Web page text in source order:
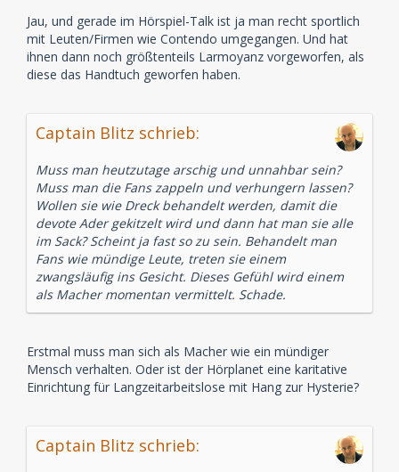
Jau, und gerade im Hörspiel-Talk ist ja man recht sportlich
mit Leuten/Firmen wie Contendo umgegangen. Und hat
ihnen dann noch größtenteils Larmoyanz vorgeworfen, als
diese das Handtuch geworfen haben.
Captain Blitz schrieb:
Muss man heutzutage arschig und unnahbar sein?
Muss man die Fans zappeln und verhungern lassen?
Wollen sie wie Dreck behandelt werden, damit die
devote Ader gekitzelt wird und dann hat man sie alle
im Sack? Scheint ja fast so zu sein. Behandelt man
Fans wie mündige Leute, treten sie einem
zwangsläufig ins Gesicht. Dieses Gefühl wird einem
als Macher momentan vermittelt. Schade.
Erstmal muss man sich als Macher wie ein mündiger
Mensch verhalten. Oder ist der Hörplanet eine karitative
Einrichtung für Langzeitarbeitslose mit Hang zur Hysterie?
Captain Blitz schrieb: